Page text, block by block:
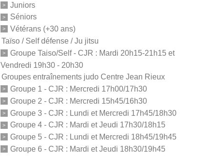
Juniors
Séniors
Vétérans (+30 ans)
Taïso / Self défense / Ju jitsu
Groupe Taiso/Self - CJR : Mardi 20h15-21h15 et
Vendredi 19h30 - 20h30
Groupes entraînements judo Centre Jean Rieux
Groupe 1 - CJR : Mercredi 17h00/17h30
Groupe 2 - CJR : Mercredi 15h45/16h30
Groupe 3 - CJR : Lundi et Mercredi 17h45/18h30
Groupe 4 - CJR : Mardi et Jeudi 17h30/18h15
Groupe 5 - CJR : Lundi et Mercredi 18h45/19h45
Groupe 6 - CJR : Mardi et Jeudi 18h30/19h45